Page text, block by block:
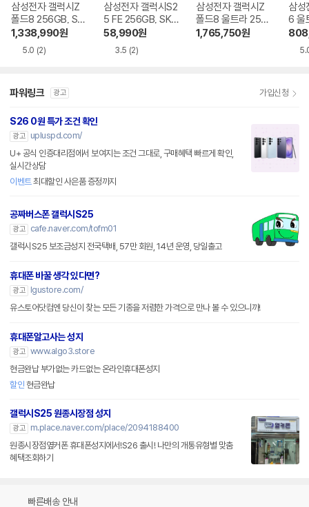
삼성전자 갤럭시Z
폴드8 256GB, SK
T 기기변경 완납
1,338,990원
5.0 (2)
삼성전자 갤럭시S2
5 FE 256GB, SKT
기기변경 완납
58,990원
3.5 (2)
삼성전자 갤럭시Z
폴드8 울트라 256
GB, SKT 기기변경
1,765,750원
삼성
6 울
SKT
파워링크 광고 가입신청
S26 0원 특가 조건 확인
광고
upluspd.com/
U+ 공식 인증대리점에서 보여지는 조건 그대로, 구매혜택 빠르게 확인,
실시간상담
이벤트최대할인 사은품 증정까지
공짜버스폰 갤럭시S25
광고
cafe.naver.com/tofm01
갤럭시S25 보조금성지 전국택배, 57만 회원, 14년 운영, 당일출고
휴대폰 바꿀 생각 있다면?
광고
lgustore.com/
유스토어닷컴엔 당신이 찾는 모든 기종을 저렴한 가격으로 만나 볼 수 있으니까!
휴대폰알고사는 성지
광고 www.algo3.store
현금완납 부가없는 카드없는 온라인휴대폰성지
할인 현금완납
갤럭시S25 원종시장점 성지
광고
m.place.naver.com/place/2094188400
원종시장점옆커폰 휴대폰성지에서!S26 출시! 나만의 개통유형별 맞춤
혜택조회하기
빠른배송 안내